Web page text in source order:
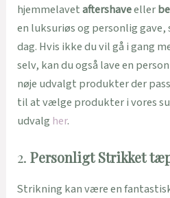
hjemmelavetaftershaveeller
en luksuriøs og personlig gave,
dag. Hvis ikke du vil gå i gang
selv, kan du også lave en
nøje udvalgt produkter der
til at vælge produkter i vores
udvalg her.
2.Personligt Strikket
Strikning kan være en